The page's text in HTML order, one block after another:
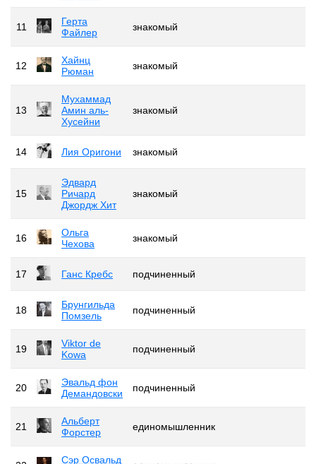
11
Герта
Файлер
знакомый
12
Хайнц
Рюман
знакомый
13
Мухаммад
Амин аль-
Хусейни
знакомый
14 Лия Оригони знакомый
15
Эдвард
Ричард
Джордж Хит
знакомый
16
Ольга
Чехова
знакомый
17 Ганс Кребс подчиненный
18
Брунгильда
Помзель
подчиненный
19
Viktor de
Kowa
подчиненный
20
Эвальд фон
Демандовски
подчиненный
21
Альберт
Форстер
единомышленник
Сэр Освальд